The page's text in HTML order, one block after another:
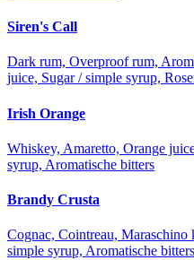
Siren's Call
Dark rum, Overproof rum,
juice, Sugar / simple syrup,
Irish Orange
Whiskey, Amaretto, Orange
syrup, Aromatische bitters
Brandy Crusta
Cognac, Cointreau,
simple syrup, Aromatische bitters